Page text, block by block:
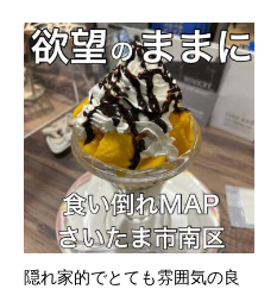
隠れ家的でとても雰囲気の良